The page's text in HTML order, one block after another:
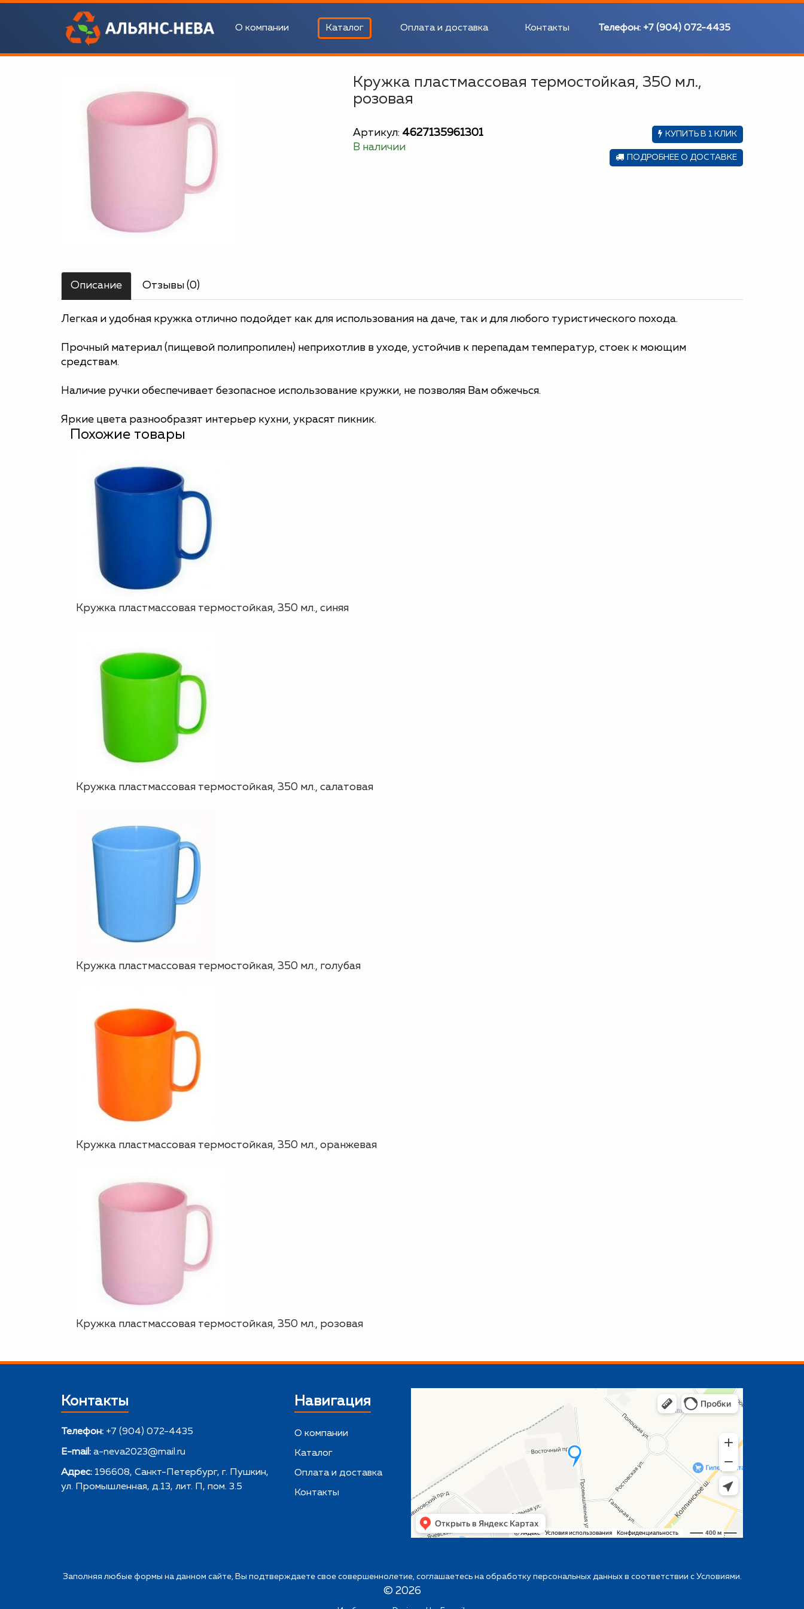
О компании Каталог Оплата и доставка Контакты Телефон: +7 (904) 072-4435
Кружка пластмассовая термостойкая, 350 мл.,
розовая
Артикул: 4627135961301
В наличии
КУПИТЬ В 1 КЛИК
ПОДРОБНЕЕ О ДОСТАВКЕ
Описание Отзывы (0)
Легкая и удобная кружка отлично подойдет как для использования на даче, так и для любого туристического похода.
Прочный материал (пищевой полипропилен) неприхотлив в уходе, устойчив к перепадам температур, стоек к моющим
средствам.
Наличие ручки обеспечивает безопасное использование кружки, не позволяя Вам обжечься.
Яркие цвета разнообразят интерьер кухни, украсят пикник.
Похожие товары
Кружка пластмассовая термостойкая, 350 мл., синяя
Кружка пластмассовая термостойкая, 350 мл., салатовая
Кружка пластмассовая термостойкая, 350 мл., голубая
Кружка пластмассовая термостойкая, 350 мл., оранжевая
Кружка пластмассовая термостойкая, 350 мл., розовая
Контакты
Телефон: +7 (904) 072-4435
E-mail: a-neva2023@mail.ru
Адрес: 196608, Санкт-Петербург, г. Пушкин,
ул. Промышленная, д.13, лит. П, пом. 3.5
Навигация
О компании
Каталог
Оплата и доставка
Контакты
Заполняя любые формы на данном сайте, Вы подтверждаете свое совершеннолетие, соглашаетесь на обработку персональных данных в соответствии с Условиями.
© 2026